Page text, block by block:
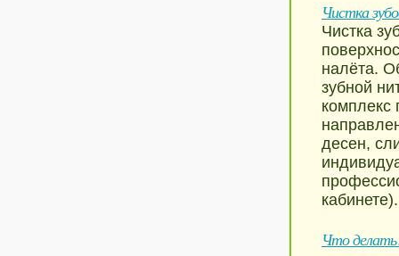
Чистка
Чистка
налёта.
зубной
комплекс
десен,
кабинете).
Что